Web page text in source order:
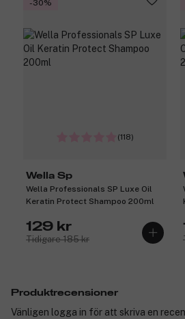
-30%
(118)
Wella Sp
Wella Professionals SP Luxe Oil
Keratin Protect Shampoo 200ml
129 kr
Tidigare 185 kr
Produktrecensioner
Vänligen logga in för att skriva en